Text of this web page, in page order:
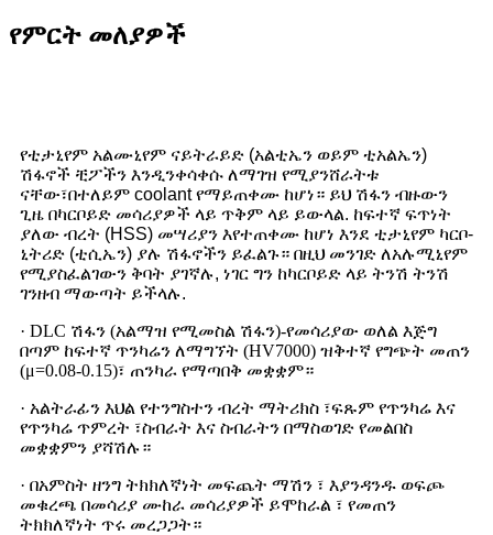
የምርት መለያዎች
የቲታኒየም አልሙኒየም ናይትራይድ (አልቲኤን ወይም ቲአልኤን)
ሽፋኖች ቺፖችን እንዲንቀሳቀሱ ለማገዝ የሚያንሸራትቱ
ናቸው፣በተለይም coolant የማይጠቀሙ ከሆነ። ይህ ሽፋን ብዙውን
ጊዜ በካርቦይድ መሳሪያዎች ላይ ጥቅም ላይ ይውላል. ከፍተኛ ፍጥነት
ያለው ብረት (HSS) መሣሪያን እየተጠቀሙ ከሆነ እንደ ቲታኒየም ካርቦ-
ኒትሪድ (ቲሲኤን) ያሉ ሽፋኖችን ይፈልጉ። በዚህ መንገድ ለአሉሚኒየም
የሚያስፈልገውን ቅባት ያገኛሉ, ነገር ግን ከካርቦይድ ላይ ትንሽ ትንሽ
ገንዘብ ማውጣት ይችላሉ.
· DLC ሽፋን (አልማዝ የሚመስል ሽፋን)-የመሳሪያው ወለል እጅግ
በጣም ከፍተኛ ጥንካሬን ለማግኘት (HV7000) ዝቅተኛ የግጭት መጠን
(μ=0.08-0.15)፣ ጠንካራ የማጣበቅ መቋቋም።
· አልትራፊን እህል የተንግስተን ብረት ማትሪክስ ፣ፍጹም የጥንካሬ እና
የጥንካሬ ጥምረት ፣ስብራት እና ስብራትን በማስወገድ የመልበስ
መቋቋምን ያሻሽሉ።
· በአምስት ዘንግ ትክክለኛነት መፍጨት ማሽን ፣ እያንዳንዱ ወፍጮ
መቁረጫ በመሳሪያ ሙከራ መሳሪያዎች ይሞከራል ፣ የመጠን
ትክክለኛነት ጥሩ መረጋጋት።